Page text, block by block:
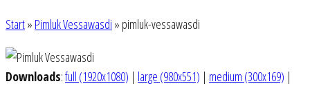
Start» Pimluk Vessawasdi » pimluk-vessawasdi
Downloads:full (1920x1080) | large (980x551) | medium (300x169) |